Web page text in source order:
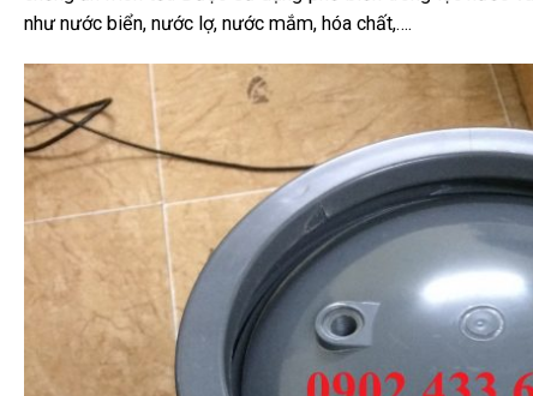
như nước biển, nước lợ, nước mắm, hóa chất,….